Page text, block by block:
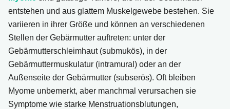
entstehen und aus glattem Muskelgewebe bestehen. Sie
variieren in ihrer Größe und können an verschiedenen
Stellen der Gebärmutter auftreten: unter der
Gebärmutterschleimhaut (submukös), in der
Gebärmuttermuskulatur (intramural) oder an der
Außenseite der Gebärmutter (subserös). Oft bleiben
Myome unbemerkt, aber manchmal verursachen sie
Symptome wie starke Menstruationsblutungen,